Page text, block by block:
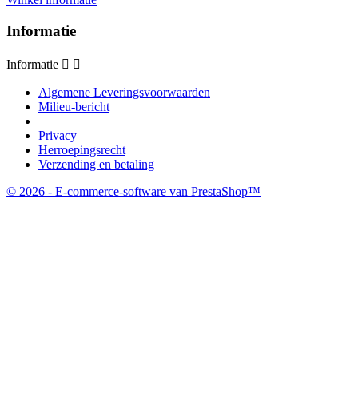
Informatie
Informatie  
Algemene Leveringsvoorwaarden
Milieu-bericht
Privacy
Herroepingsrecht
Verzending en betaling
© 2026 - E-commerce-software van PrestaShop™